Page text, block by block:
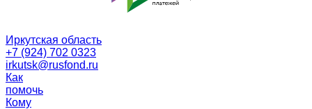
Иркутская область
+7 (924) 702 0323
irkutsk@rusfond.ru
Как
помочь
Кому